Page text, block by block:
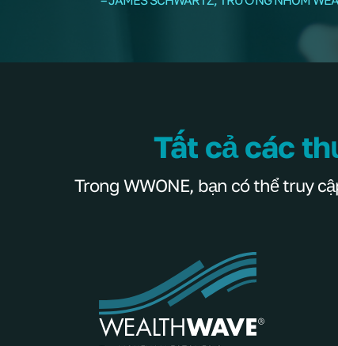
Tất cả các
Trong WWONE, bạn có thể truy